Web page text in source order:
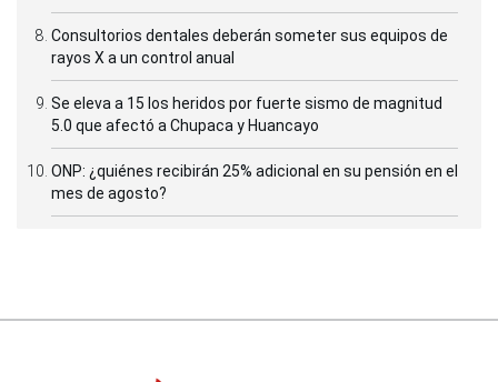
Consultorios dentales deberán someter sus equipos de
rayos X a un control anual
Se eleva a 15 los heridos por fuerte sismo de magnitud
5.0 que afectó a Chupaca y Huancayo
ONP: ¿quiénes recibirán 25% adicional en su pensión en el
mes de agosto?